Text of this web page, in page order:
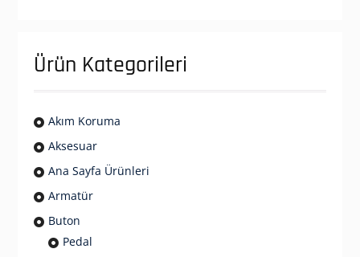
Ürün Kategorileri
Akım Koruma
Aksesuar
Ana Sayfa Ürünleri
Armatür
Buton
Pedal